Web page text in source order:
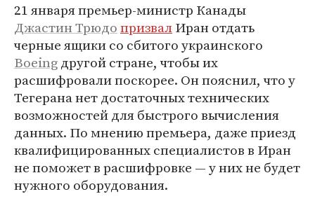
21 января премьер-министр Канады
Джастин ТрюдопризвалИран отдать
черные ящики со сбитого украинского
Boeingдругой стране, чтобы их
расшифровали поскорее. Он пояснил, что у
Тегерана нет достаточных технических
возможностей для быстрого вычисления
данных. По мнению премьера, даже приезд
квалифицированных специалистов в Иран
не поможет в расшифровке — у них не будет
нужного оборудования.